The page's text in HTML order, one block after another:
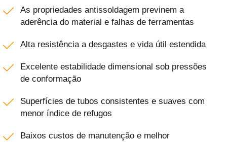
As propriedades antissoldagem previnem a
aderência do material e falhas de ferramentas
Alta resistência a desgastes e vida útil estendida
Excelente estabilidade dimensional sob pressões
de conformação
Superfícies de tubos consistentes e suaves com
menor índice de refugos
Baixos custos de manutenção e melhor